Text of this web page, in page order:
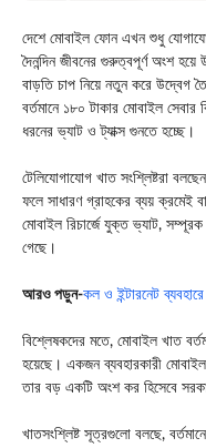
দেশে মোবাইল ফোন এখন শুধু
দৈনন্দিন জীবনের গুরুত্বপূর্ণ অংশ
বাড়তি চাপ নিয়ে নতুন করে উদ্বেগ
বর্তমানে ১৮০ টাকার মোবাইল সেবার
ধরনের ভ্যাট ও ট্যাক্স গুনতে হচ্ছে।
টেলিযোগাযোগ খাত সংশ্লিষ্টরা
ফলে সাধারণ গ্রাহকের ব্যয় ক্রমেই
মোবাইল রিচার্জে যুক্ত ভ্যাট,
গেছে।
আরও পড়ুন-কল ও ইন্টারনেট
বিশ্লেষকদের মতে, মোবাইল খাত
হয়েছে। একজন ব্যবহারকারী
তার বড় একটি অংশ কর হিসেবে
খাতসংশ্লিষ্ট সূত্রগুলো বলছে,